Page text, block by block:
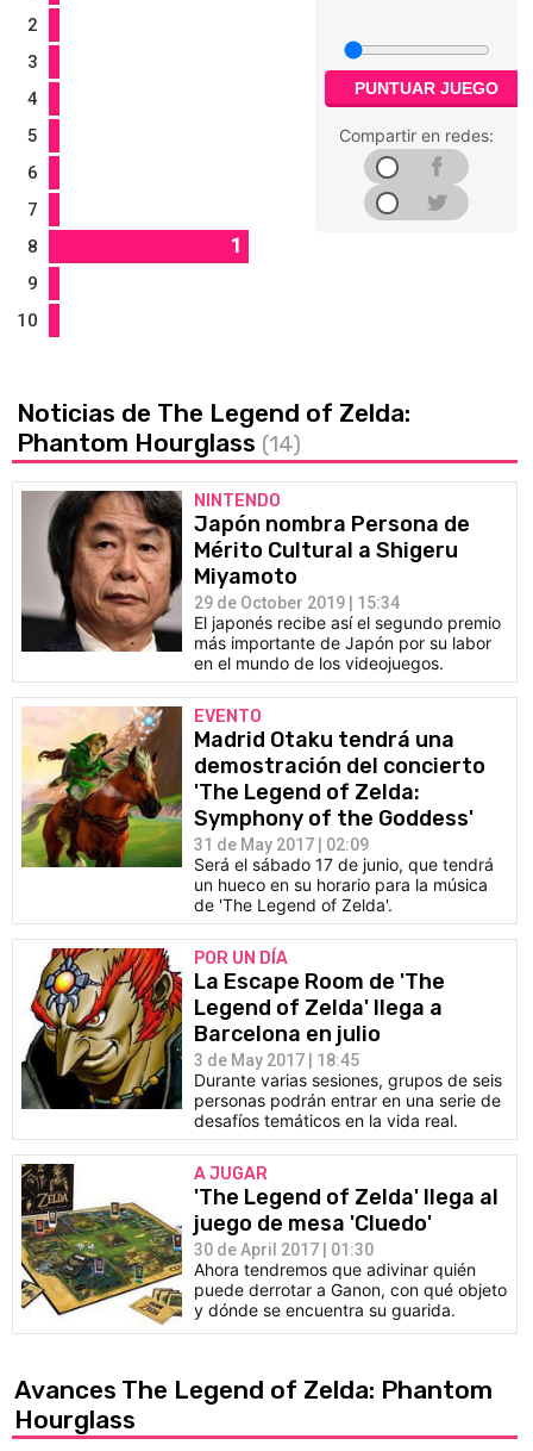
2
3
4
5
6
7
8
1
9
10
PUNTUAR JUEGO
Compartir en redes:
Noticias de The Legend of Zelda:
Phantom Hourglass (14)
NINTENDO
Japón nombra Persona de
Mérito Cultural a Shigeru
Miyamoto
29 de October 2019 | 15:34
El japonés recibe así el segundo premio
más importante de Japón por su labor
en el mundo de los videojuegos.
EVENTO
Madrid Otaku tendrá una
demostración del concierto
'The Legend of Zelda:
Symphony of the Goddess'
31 de May 2017 | 02:09
Será el sábado 17 de junio, que tendrá
un hueco en su horario para la música
de 'The Legend of Zelda'.
POR UN DÍA
La Escape Room de 'The
Legend of Zelda' llega a
Barcelona en julio
3 de May 2017 | 18:45
Durante varias sesiones, grupos de seis
personas podrán entrar en una serie de
desafíos temáticos en la vida real.
A JUGAR
'The Legend of Zelda' llega al
juego de mesa 'Cluedo'
30 de April 2017 | 01:30
Ahora tendremos que adivinar quién
puede derrotar a Ganon, con qué objeto
y dónde se encuentra su guarida.
Avances The Legend of Zelda: Phantom
Hourglass